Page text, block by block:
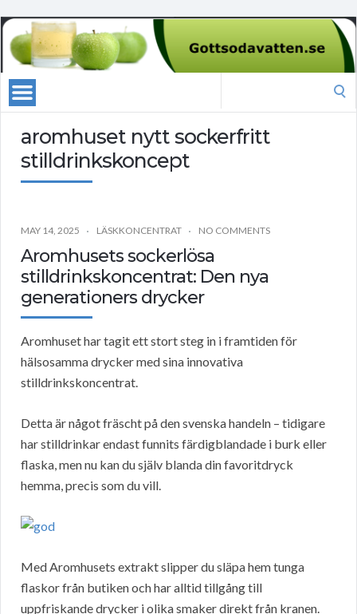
aromhuset nytt sockerfritt
stilldrinkskoncept
MAY 14, 2025 LÄSKKONCENTRAT NO COMMENTS
Aromhusets sockerlösa
stilldrinkskoncentrat: Den nya
generationers drycker
Aromhuset har tagit ett stort steg in i framtiden för
hälsosamma drycker med sina innovativa
stilldrinkskoncentrat.
Detta är något fräscht på den svenska handeln – tidigare
har stilldrinkar endast funnits färdigblandade i burk eller
flaska, men nu kan du själv blanda din favoritdryck
hemma, precis som du vill.
Med Aromhusets extrakt slipper du släpa hem tunga
flaskor från butiken och har alltid tillgång till
uppfriskande drycker i olika smaker direkt från kranen.